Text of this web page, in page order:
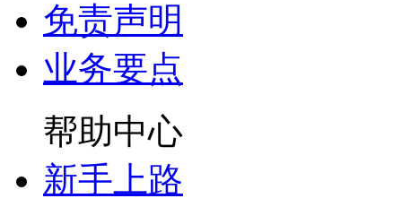
免责声明
业务要点
帮助中心
新手上路